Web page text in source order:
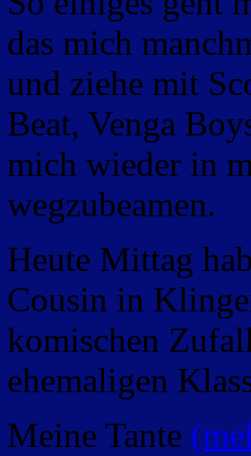
das mich
und ziehe mit
Beat, Venga
mich wieder in
wegzubeamen.
Heute Mittag
Cousin in
komischen
ehemaligen
Meine Tante